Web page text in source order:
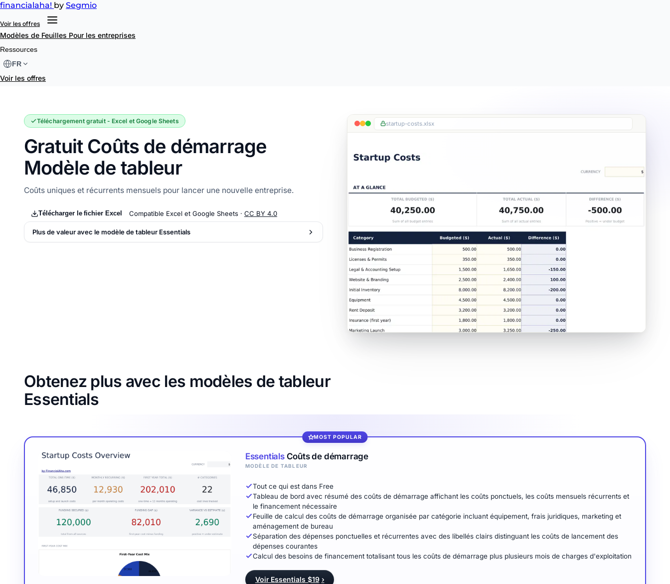
financialaha! by Segmio
Voir les offres
Modèles de Feuilles Pour les entreprises
Ressources
FR
Voir les offres
Coûts de démarrage
Téléchargement gratuit - Excel et Google Sheets
Gratuit Coûts de démarrage
Modèle de tableur
Coûts uniques et récurrents mensuels pour lancer une nouvelle entreprise.
Télécharger le fichier Excel Compatible Excel et Google Sheets · CC BY 4.0
Plus de valeur avec le modèle de tableur Essentials
startup-costs.xlsx
Obtenez plus avec les modèles de tableur
Essentials
MOST POPULAR
EssentialsCoûts de démarrage
MODÈLE DE TABLEUR
Tout ce qui est dans Free
Tableau de bord avec résumé des coûts de démarrage affichant les coûts ponctuels, les coûts mensuels récurrents et
le financement nécessaire
Feuille de calcul des coûts de démarrage organisée par catégorie incluant équipement, frais juridiques, marketing et
aménagement de bureau
Séparation des dépenses ponctuelles et récurrentes avec des libellés clairs distinguant les coûts de lancement des
dépenses courantes
Calcul des besoins de financement totalisant tous les coûts de démarrage plus plusieurs mois de charges d'exploitation
Voir Essentials $19 ›